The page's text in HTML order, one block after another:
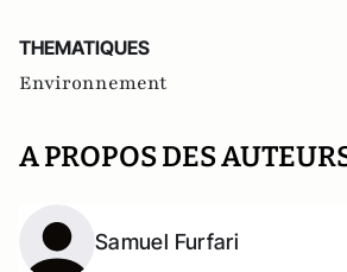
THEMATIQUES
Environnement
A PROPOS DES
Samuel Furfari